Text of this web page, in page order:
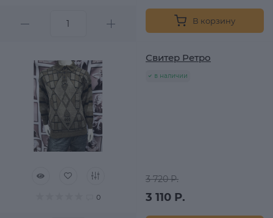
В корзину
0
Свитер Ретро
в наличии
3 720 Р.
3 110 Р.